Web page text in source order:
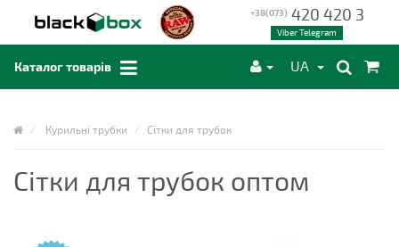
+38(073) 420 420 3
Viber Telegram
Каталог товарів UA
Курильні трубки Сітки для трубок
Сітки для трубок оптом